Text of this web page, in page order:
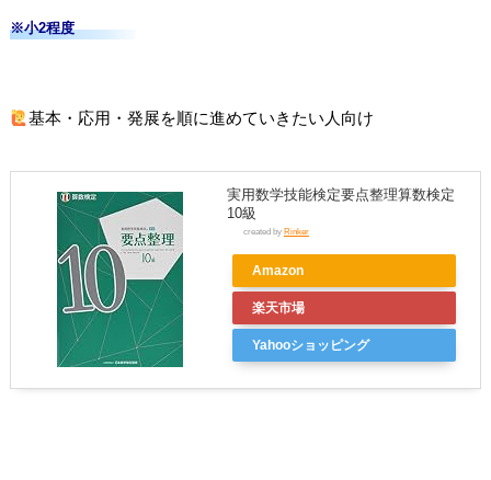
※小2程度
基本・応用・発展を順に進めていきたい人向け
実用数学技能検定要点整理算数検定
10級
created by Rinker
Amazon
楽天市場
Yahooショッピング